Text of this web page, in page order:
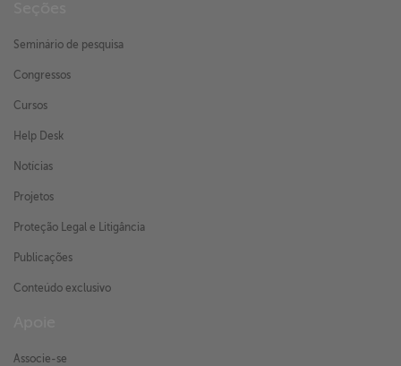
Seminário de pesquisa
Congressos
Cursos
Help Desk
Notícias
Projetos
Proteção Legal e Litigância
Publicações
Conteúdo exclusivo
Associe-se